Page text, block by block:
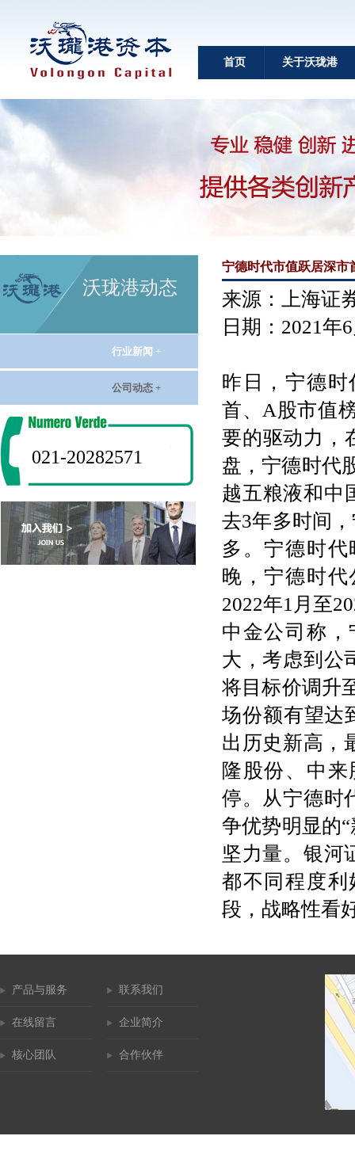
首页 关于沃珑港
沃珑港动态
行业新闻 +
公司动态 +
021-20282571
宁德时代市值跃居深市
来源：上海证
日期：2021年
昨日，宁德
首、A股市值
要的驱动力，
盘，宁德时代
越五粮液和中
去3年多时间
多。宁德时
晚，宁德时
2022年1月至
中金公司称
大，考虑到公
将目标价调升
场份额有望达
出历史新高，
隆股份、中
停。从宁德时
争优势明显的
坚力量。银河
都不同程度
段，战略性看
产品与服务 联系我们
在线留言 企业简介
核心团队 合作伙伴